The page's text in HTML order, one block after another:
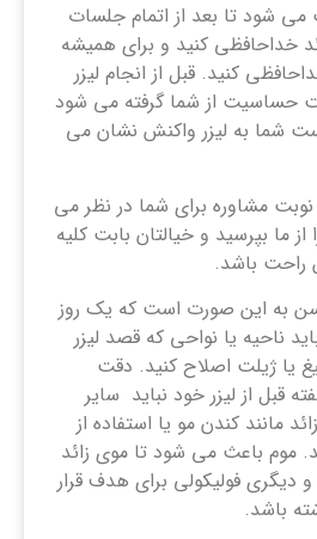
می شود تا بعد از اتمام جلسات
خداحافظی کنید و برای همیشه
کنید. قبل از انجام لیزر
حساسیت از شما گرفته می شود
شما به لیزر واکنش نشان می
نوبت مشاوره برای شما در نظر می
ما بپرسید و خیالتان بابت کلیه
راحت باشد.
به این صورت است که یک روز
ناحیه یا نواحی که قصد لیزر
یا ژیلت اصلاح کنید. دقت
باشید که از 6 هفته قبل از لیزر خود نباید سایر
مانند کندن مو یا استفاده از
موم باعث می شود تا موی زائد
دیگری فولیکولی برای هدف قرار
باشد.